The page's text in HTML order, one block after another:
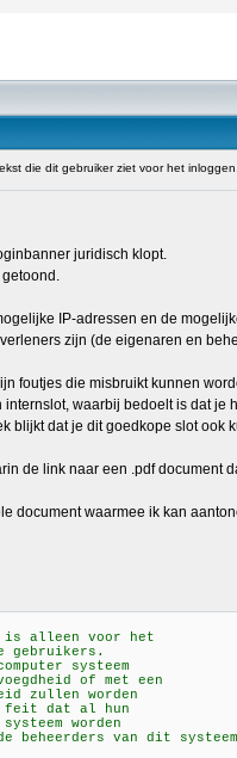
die dit gebruiker ziet voor het inloggen.
juridisch klopt.
IP-adressen en de
zijn (de eigenaren en
foutjes die misbruikt kunnen
waarbij bedoelt is dat je
blijkt dat je dit goedkope slot
de link naar een .pdf
document waarmee ik kan
voor het
systeem
of met een
worden
dat al hun
worden
van dit